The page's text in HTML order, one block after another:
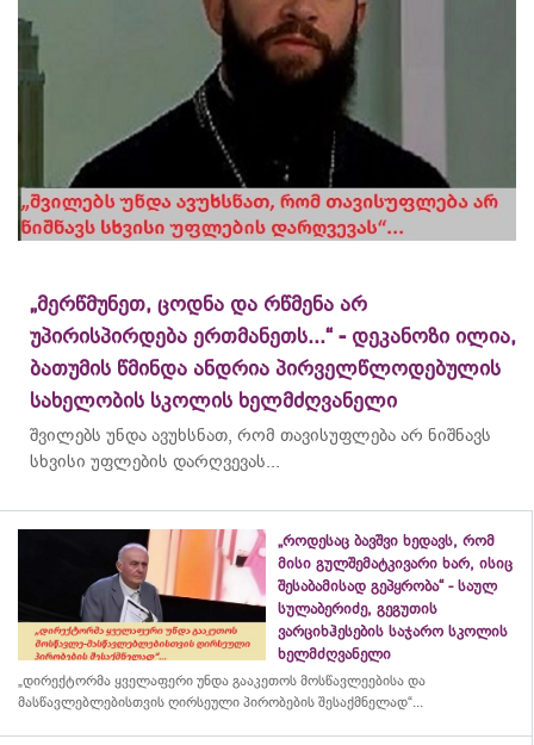
„მერწმუნეთ, ცოდნა და რწმენა არ
უპირისპირდება ერთმანეთს...“ - დეკანოზი ილია,
ბათუმის წმინდა ანდრია პირველწლოდებულის
სახელობის სკოლის ხელმძღვანელი
შვილებს უნდა ავუხსნათ, რომ თავისუფლება არ ნიშნავს
სხვისი უფლების დარღვევას...
„როდესაც ბავშვი ხედავს, რომ
მისი გულშემატკივარი ხარ, ისიც
შესაბამისად გეპყრობა“ - საულ
სულაბერიძე, გეგუთის
ვარციხჰესების საჯარო სკოლის
ხელმძღვანელი
„დირექტორმა ყველაფერი უნდა გააკეთოს მოსწავლეებისა და
მასწავლებლებისთვის ღირსეული პირობების შესაქმნელად“...